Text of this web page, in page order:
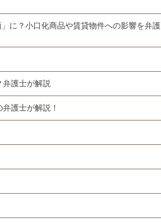
に？小口化商品や賃貸物件への影響を弁護
護士が解説
護士が解説！